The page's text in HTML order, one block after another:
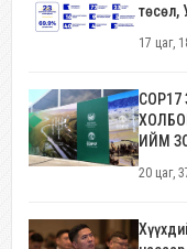
төсөл,
17 цаг,
ИЙМ
20 цаг,